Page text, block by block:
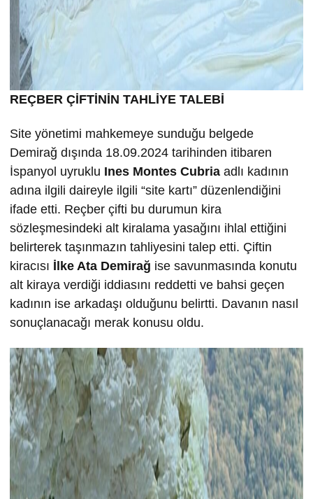
REÇBER ÇİFTİNİN TAHLİYE TALEBİ
Site yönetimi mahkemeye sunduğu belgede
Demirağ dışında 18.09.2024 tarihinden itibaren
İspanyol uyruklu Ines Montes Cubria adlı kadının
adına ilgili daireyle ilgili “site kartı” düzenlendiğini
ifade etti. Reçber çifti bu durumun kira
sözleşmesindeki alt kiralama yasağını ihlal ettiğini
belirterek taşınmazın tahliyesini talep etti. Çiftin
kiracısı İlke Ata Demirağ ise savunmasında konutu
alt kiraya verdiği iddiasını reddetti ve bahsi geçen
kadının ise arkadaşı olduğunu belirtti. Davanın nasıl
sonuçlanacağı merak konusu oldu.